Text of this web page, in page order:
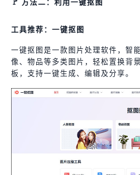
🚩 方法二：利用一键抠图
工具推荐：一键抠图
一键抠图是一款图片处理软件，智
像、物品等多类图片，轻松置换背
板，支持一键生成、编辑及分享。